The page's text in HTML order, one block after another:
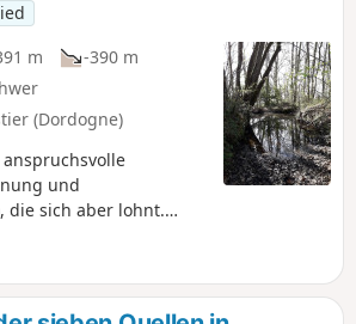
m
-390 m
(Dordogne)
anspruchsvolle
und
die sich aber lohnt.
und moderne Häuser
und ebenen